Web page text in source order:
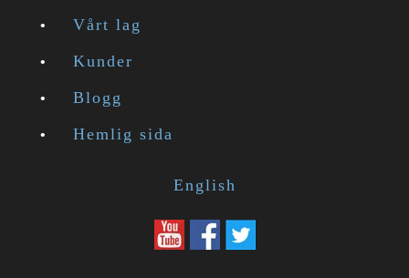
Vårt lag
Kunder
Blogg
Hemlig sida
English